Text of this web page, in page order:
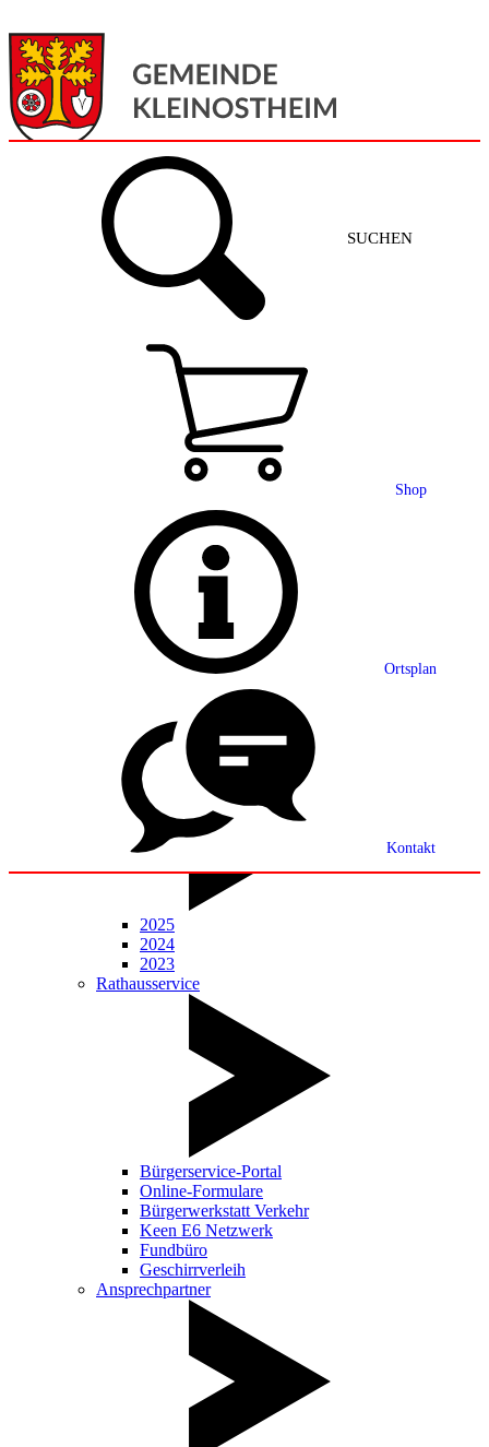
SUCHEN
Shop
Ortsplan
Kontakt
Gemeinde + Service
Grußwort
Ortsplan
Partnerschaft
Statistik
Mitteilungsblatt
2025
2024
2023
Rathausservice
Bürgerservice-Portal
Online-Formulare
Bürgerwerkstatt Verkehr
Keen E6 Netzwerk
Fundbüro
Geschirrverleih
Ansprechpartner